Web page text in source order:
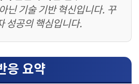
닌 기술 기반 혁신입니다. 꾸
성공의 핵심입니다.
응 요약